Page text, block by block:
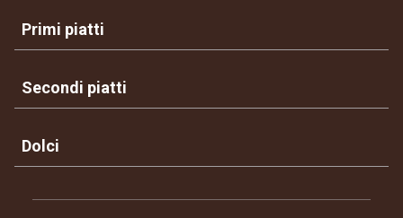
Primi piatti
Secondi piatti
Dolci